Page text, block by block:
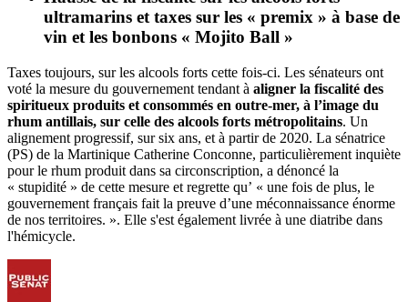
ultramarins et taxes sur les « premix » à base de
vin et les bonbons « Mojito Ball »
Taxes toujours, sur les alcools forts cette fois-ci. Les sénateurs ont
voté la mesure du gouvernement tendant à aligner la fiscalité des
spiritueux produits et consommés en outre-mer, à l’image du
rhum antillais, sur celle des alcools forts métropolitains. Un
alignement progressif, sur six ans, et à partir de 2020. La sénatrice
(PS) de la Martinique Catherine Conconne, particulièrement inquiète
pour le rhum produit dans sa circonscription, a dénoncé la
« stupidité » de cette mesure et regrette qu’ « une fois de plus, le
gouvernement français fait la preuve d’une méconnaissance énorme
de nos territoires. ». Elle s'est également livrée à une diatribe dans
l'hémicycle.